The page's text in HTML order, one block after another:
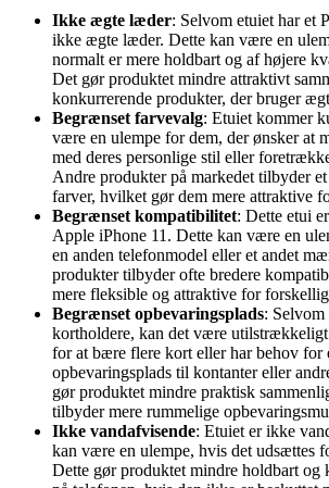
Ikke ægte læder: Selvom etuiet har et
ikke ægte læder. Dette kan være en
normalt er mere holdbart og af højere
Det gør produktet mindre attraktivt
konkurrerende produkter, der bruger
Begrænset farvevalg: Etuiet kommer
være en ulempe for dem, der ønsker at
med deres personlige stil eller
Andre produkter på markedet tilbyder
farver, hvilket gør dem mere attraktive
Begrænset kompatibilitet: Dette etui
Apple iPhone 11. Dette kan være en
en anden telefonmodel eller et andet
produkter tilbyder ofte bredere
mere fleksible og attraktive for
Begrænset opbevaringsplads: Selvom
kortholdere, kan det være
for at bære flere kort eller har behov for
opbevaringsplads til kontanter eller
gør produktet mindre praktisk
tilbyder mere rummelige
Ikke vandafvisende: Etuiet er ikke
kan være en ulempe, hvis det udsættes
Dette gør produktet mindre holdbart og